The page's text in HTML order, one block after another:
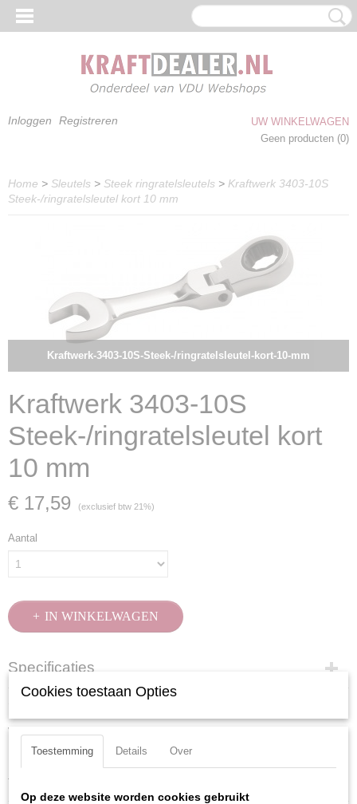
Inloggen Registreren
UW WINKELWAGEN
Geen producten (0)
Home > Sleutels > Steek ringratelsleutels > Kraftwerk 3403-10S
Steek-/ringratelsleutel kort 10 mm
Kraftwerk-3403-10S-Steek-/ringratelsleutel-kort-10-mm
Kraftwerk 3403-10S
Steek-/ringratelsleutel kort
10 mm
€ 17,59 (exclusief btw 21%)
Aantal
IN WINKELWAGEN
Specificaties
Productcode
EAN code
7612206068123
Productcode leverancier
Voorzien van een 180° beweegbare ring.
Uitvoering: Kort
Totale lengte: 94 mm
Cookies toestaan Opties
Toestemming Details Over
Op deze website worden cookies gebruikt